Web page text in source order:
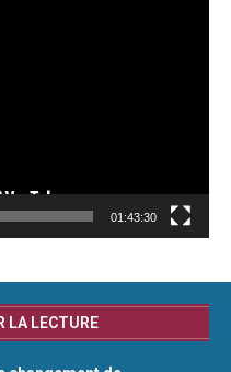
01:43:30
LA LECTURE